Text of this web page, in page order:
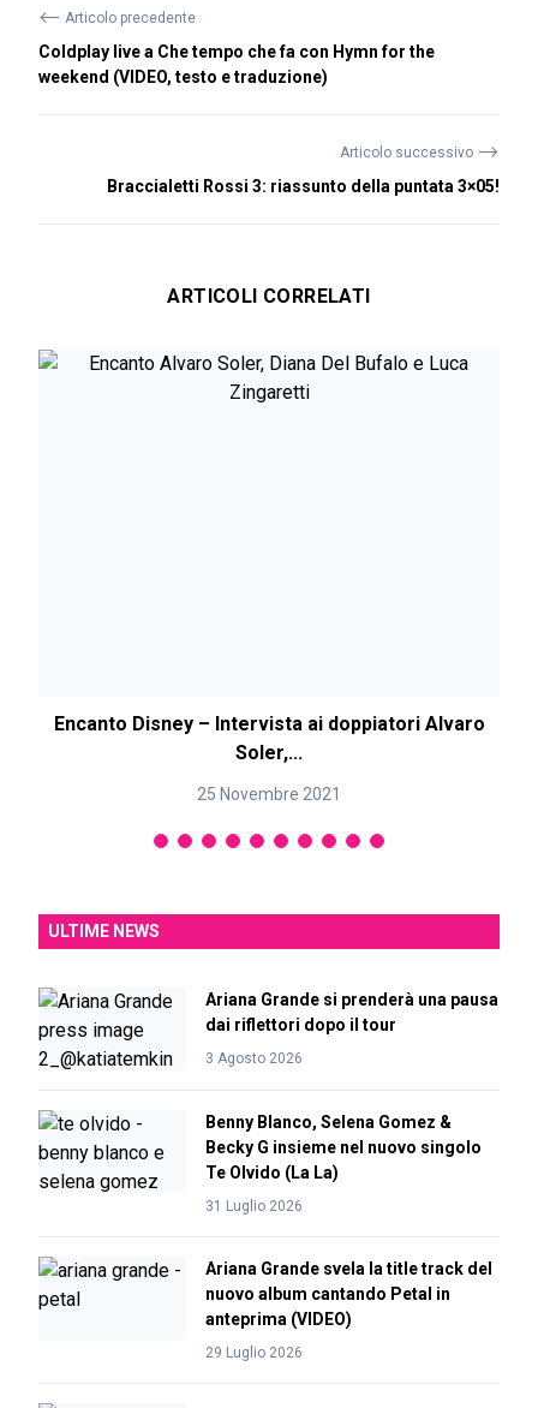
⟵ Articolo precedente
Coldplay live a Che tempo che fa con Hymn for the
weekend (VIDEO, testo e traduzione)
Articolo successivo ⟶
Braccialetti Rossi 3: riassunto della puntata 3×05!
ARTICOLI CORRELATI
Encanto Disney – Intervista ai doppiatori Alvaro
Soler,...
25 Novembre 2021
ULTIME NEWS
Ariana Grande si prenderà una pausa
dai riflettori dopo il tour
3 Agosto 2026
Benny Blanco, Selena Gomez &
Becky G insieme nel nuovo singolo
Te Olvido (La La)
31 Luglio 2026
Ariana Grande svela la title track del
nuovo album cantando Petal in
anteprima (VIDEO)
29 Luglio 2026